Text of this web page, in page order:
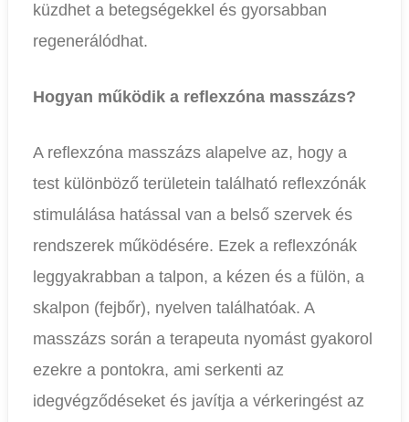
küzdhet a betegségekkel és gyorsabban
regenerálódhat.
Hogyan működik a reflexzóna masszázs?
A reflexzóna masszázs alapelve az, hogy a
test különböző területein található reflexzónák
stimulálása hatással van a belső szervek és
rendszerek működésére. Ezek a reflexzónák
leggyakrabban a talpon, a kézen és a fülön, a
skalpon (fejbőr), nyelven találhatóak. A
masszázs során a terapeuta nyomást gyakorol
ezekre a pontokra, ami serkenti az
idegvégződéseket és javítja a vérkeringést az